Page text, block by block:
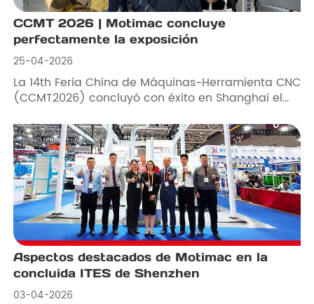
CCMT 2026 | Motimac concluye
perfectamente la exposición
25-04-2026
La 14th Feria China de Máquinas-Herramienta CNC
(CCMT2026) concluyó con éxito en Shanghai el
Aspectos destacados de Motimac en la
concluida ITES de Shenzhen
03-04-2026